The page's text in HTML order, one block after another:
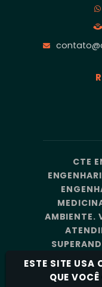
CTE
AMBIENTE.
CONTA
ESTE SITE USA
QUE